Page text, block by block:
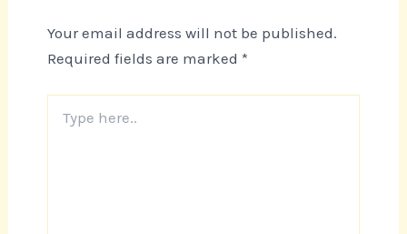
Your email address will not be published.
Required fields are marked *
here..